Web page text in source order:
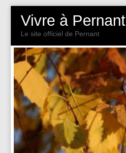
Vivre à Pernant
Le site officiel de Pernant